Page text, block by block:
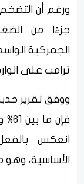
ورغم أن التضخم
جزءًا من
الجمركية
ترامب على
ووفق تقرير
انعكس
الأساسية،